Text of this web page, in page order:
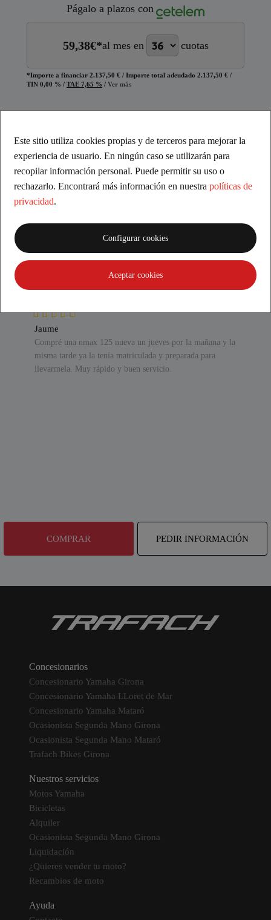
Págalo a plazos con
59,38€*al mes en cuotas
*Importe a financiar 2.137,50 € / Importe total adeudado 2.137,50 € /
TIN 0,00 % / TAE 7,65 % / Ver más
Bicicleta de segunda mano Cannondale Habit.
¿Qué opinan nuestros clientes?
Excelente
Basado en comentarios
Jaume
Compré una nmax 125 nueva un jueves por la mañana y la
misma tarde ya la tenía matriculada y preparada para
llevarmela. Muy rápido y buen servicio.
COMPRAR PEDIR INFORMACIÓN
Concesionarios
Concesionario Yamaha Girona
Concesionario Yamaha LLoret de Mar
Concesionario Yamaha Mataró
Ocasionista Segunda Mano Girona
Ocasionista Segunda Mano Mataró
Trafach Bikes Girona
Nuestros servicios
Motos Yamaha
Bicicletas
Alquiler
Ocasionista Segunda Mano Girona
Liquidación
¿Quieres vender tu moto?
Recambios de moto
Ayuda
Este sitio utiliza cookies propias y de terceros para mejorar la
experiencia de usuario. En ningún caso se utilizarán para
recopilar información personal. Puede permitir su uso o
rechazarlo. Encontrará más información en nuestra políticas de
privacidad.
Configurar cookies
Aceptar cookies